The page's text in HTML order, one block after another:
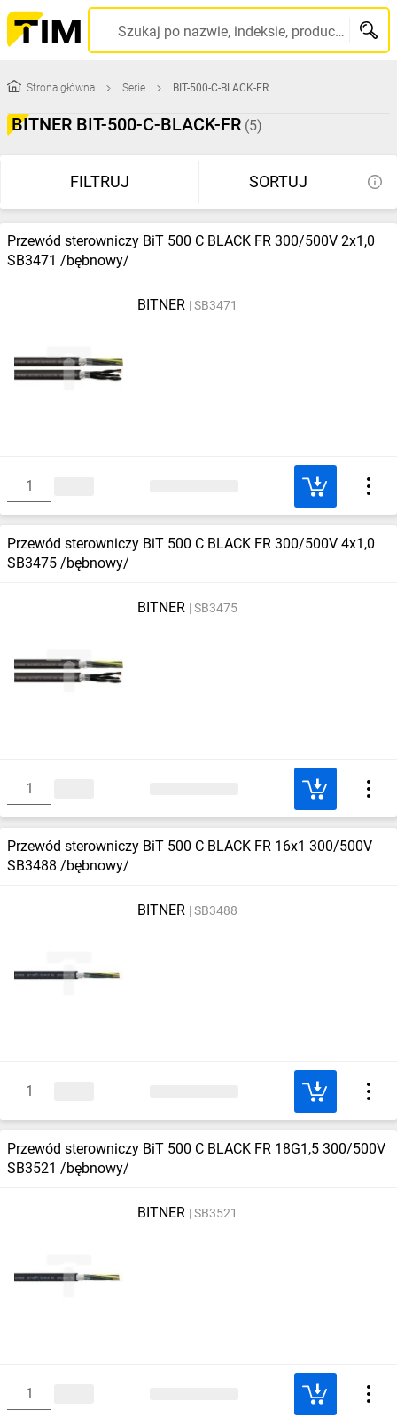
Szukaj po nazwie, indeksie, producencie, kodzie kreskowym...
Strona główna Serie BIT-500-C-BLACK-FR
BITNER BIT-500-C-BLACK-FR (5)
FILTRUJ SORTUJ
Przewód sterowniczy BiT 500 C BLACK FR 300/500V 2x1,0
SB3471 /bębnowy/
BITNER SB3471
Przewód sterowniczy BiT 500 C BLACK FR 300/500V 4x1,0
SB3475 /bębnowy/
BITNER SB3475
Przewód sterowniczy BiT 500 C BLACK FR 16x1 300/500V
SB3488 /bębnowy/
BITNER SB3488
Przewód sterowniczy BiT 500 C BLACK FR 18G1,5 300/500V
SB3521 /bębnowy/
BITNER SB3521